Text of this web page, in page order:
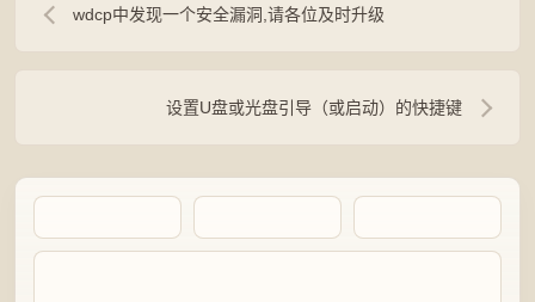
wdcp中发现一个安全漏洞,请各位及时升级
设置U盘或光盘引导（或启动）的快捷键